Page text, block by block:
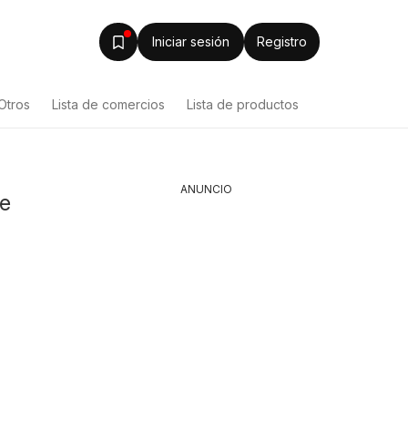
Iniciar sesión Registro
Lista de comercios Lista de productos
ANUNCIO